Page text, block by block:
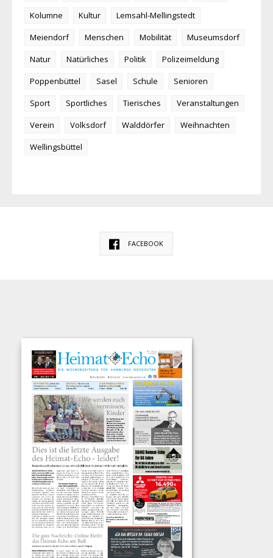
Kolumne
Kultur
Lemsahl-Mellingstedt
Meiendorf
Menschen Mobilität
Museumsdorf
Natur
Natürliches Politik
Polizeimeldung
Poppenbüttel
Sasel Schule
Senioren
Sport
Sportliches Tierisches
Veranstaltungen
Verein
Volksdorf Walddörfer
Weihnachten
Wellingsbüttel
FACEBOOK